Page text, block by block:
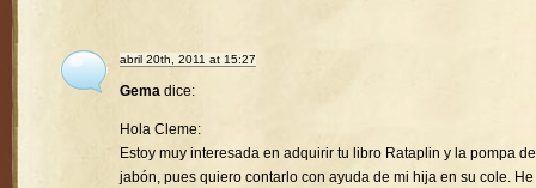
abril 20th, 2011 at 15:27
Gema dice:
Hola Cleme:
Estoy muy interesada en adquirir tu libro Rataplin y la pompa de
jabón, pues quiero contarlo con ayuda de mi hija en su cole. He